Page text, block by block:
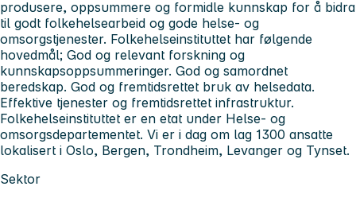
produsere, oppsummere og formidle kunnskap for å bidra
til godt folkehelsearbeid og gode helse- og
omsorgstjenester. Folkehelseinstituttet har følgende
hovedmål; God og relevant forskning og
kunnskapsoppsummeringer. God og samordnet
beredskap. God og fremtidsrettet bruk av helsedata.
Effektive tjenester og fremtidsrettet infrastruktur.
Folkehelseinstituttet er en etat under Helse- og
omsorgsdepartementet. Vi er i dag om lag 1300 ansatte
lokalisert i Oslo, Bergen, Trondheim, Levanger og Tynset.
Sektor